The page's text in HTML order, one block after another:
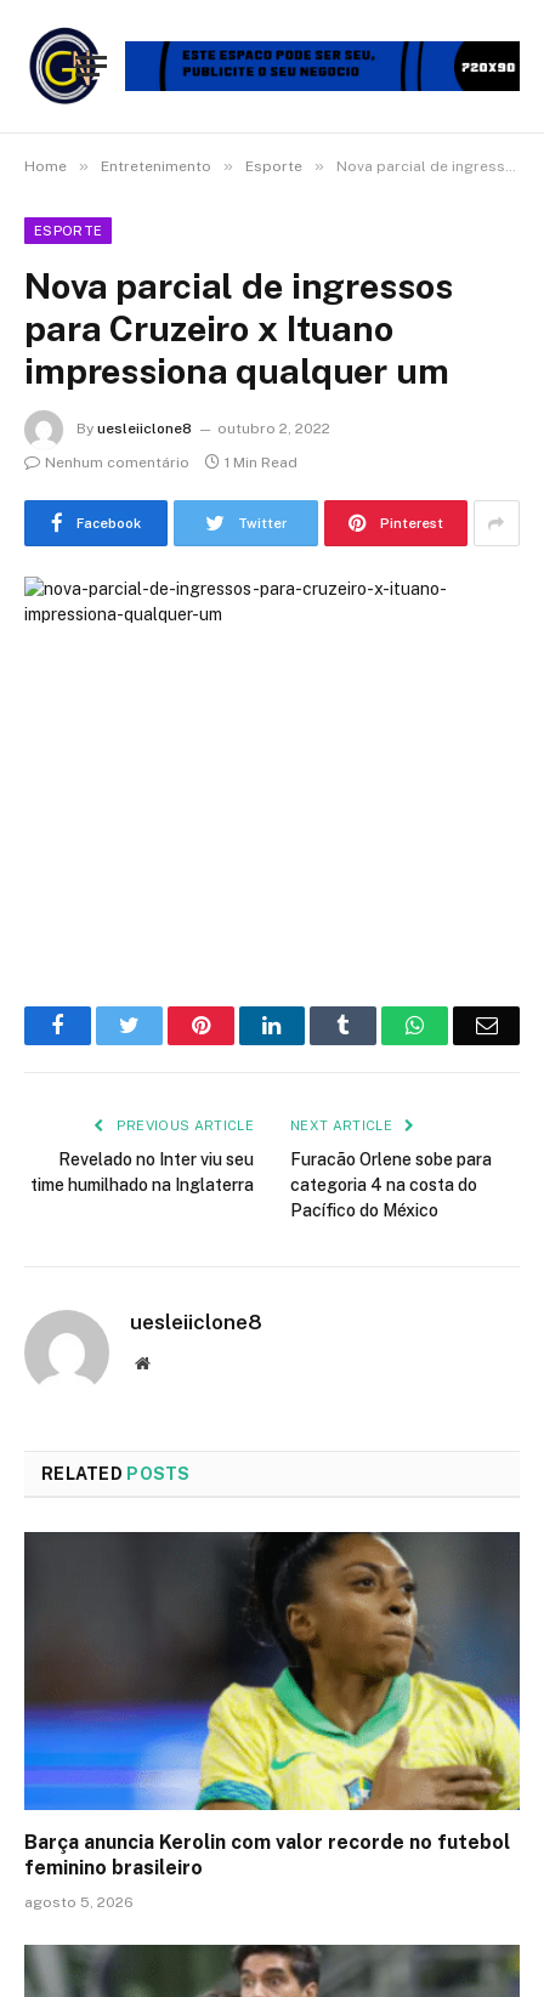
Home » Entretenimento » Esporte » Nova parcial de ingressos para Cruzeiro x Ituano impressiona qualquer um
ESPORTE
Nova parcial de ingressos
para Cruzeiro x Ituano
impressiona qualquer um
By uesleiiclone8
outubro 2, 2022
Nenhum comentário
1 Min Read
Facebook Twitter Pinterest
FacebookTwitter PinterestLinkedIn Tumblr WhatsApp
PREVIOUS ARTICLE
Revelado no Inter viu seu
time humilhado na Inglaterra
NEXT ARTICLE
Furacão Orlene sobe para
categoria 4 na costa do
Pacífico do México
uesleiiclone8
Website
RELATED POSTS
Barça anuncia Kerolin com valor recorde no futebol
feminino brasileiro
agosto 5, 2026